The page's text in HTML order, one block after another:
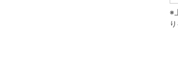
※